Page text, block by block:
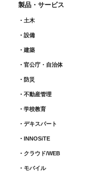
製品・サービス
土木
設備
建築
官公庁・自治体
防災
不動産管理
学校教育
デキスパート
INNOSiTE
クラウド/WEB
モバイル